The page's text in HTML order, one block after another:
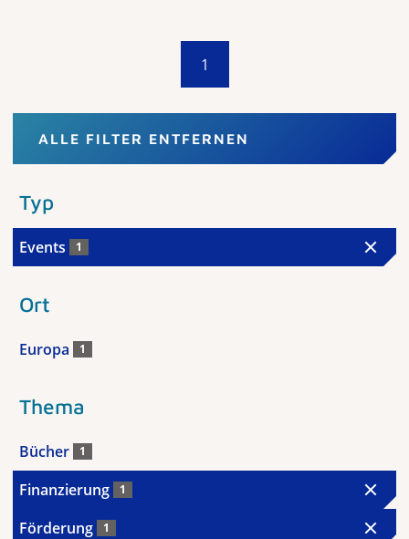
1
ALLE FILTER ENTFERNEN
Typ
Events 1
Ort
Europa 1
Thema
Bücher 1
Finanzierung 1
Förderung 1